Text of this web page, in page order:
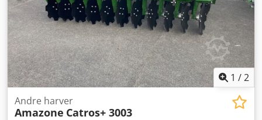
1 /2
Andre harver
Amazone Catros+ 3003